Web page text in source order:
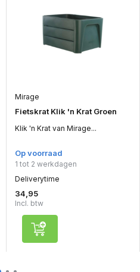
Mirage
Fietskrat Klik 'n Krat Groen
Klik 'n Krat van Mirage...
Op voorraad
1 tot 2 werkdagen
Deliverytime
34,95
Incl. btw